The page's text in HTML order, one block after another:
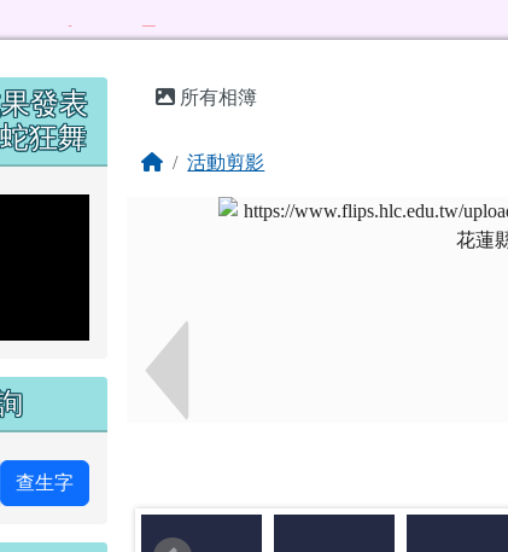
發表
狂舞
查生字
主內容區域
所有相簿
回首頁
活動剪影